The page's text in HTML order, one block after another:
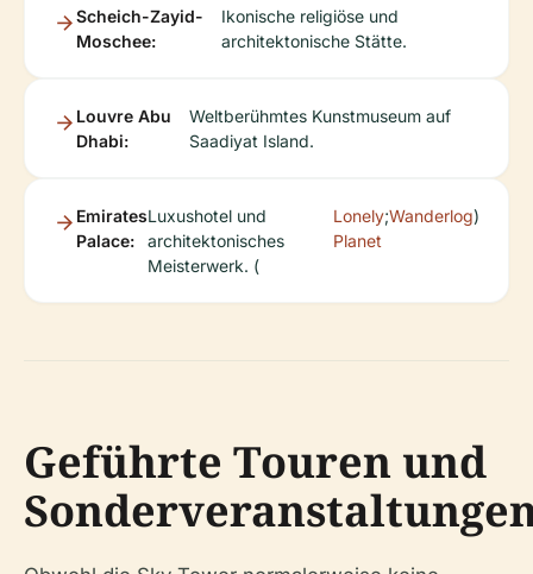
Scheich-Zayid-
Moschee:
Ikonische religiöse und
architektonische Stätte.
Louvre Abu
Dhabi:
Weltberühmtes Kunstmuseum auf
Saadiyat Island.
Emirates
Palace:
Luxushotel und
architektonisches
Meisterwerk. (
Lonely
Planet
;Wanderlog)
Geführte Touren und